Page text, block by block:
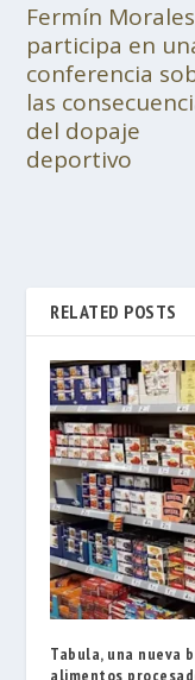
Fermín Morales
participa en
conferencia
las
del dopaje
deportivo
RELATED POSTS
Tabula, una nueva
alimentos